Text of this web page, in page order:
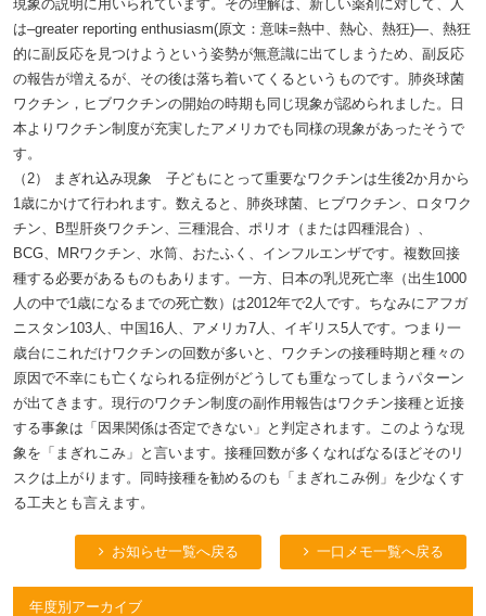
現象の説明に用いられています。その理解は、新しい薬剤に対して、人
は–greater reporting enthusiasm(原文：意味=熱中、熱心、熱狂)—、熱狂
的に副反応を見つけようという姿勢が無意識に出てしまうため、副反応
の報告が増えるが、その後は落ち着いてくるというものです。肺炎球菌
ワクチン，ヒブワクチンの開始の時期も同じ現象が認められました。日
本よりワクチン制度が充実したアメリカでも同様の現象があったそうで
す。
（2） まぎれ込み現象 子どもにとって重要なワクチンは生後2か月から
1歳にかけて行われます。数えると、肺炎球菌、ヒブワクチン、ロタワク
チン、B型肝炎ワクチン、三種混合、ポリオ（または四種混合）、
BCG、MRワクチン、水筒、おたふく、インフルエンザです。複数回接
種する必要があるものもあります。一方、日本の乳児死亡率（出生1000
人の中で1歳になるまでの死亡数）は2012年で2人です。ちなみにアフガ
ニスタン103人、中国16人、アメリカ7人、イギリス5人です。つまり一
歳台にこれだけワクチンの回数が多いと、ワクチンの接種時期と種々の
原因で不幸にも亡くなられる症例がどうしても重なってしまうパターン
が出てきます。現行のワクチン制度の副作用報告はワクチン接種と近接
する事象は「因果関係は否定できない」と判定されます。このような現
象を「まぎれこみ」と言います。接種回数が多くなればなるほどそのリ
スクは上がります。同時接種を勧めるのも「まぎれこみ例」を少なくす
る工夫とも言えます。
お知らせ一覧へ戻る 一口メモ一覧へ戻る
年度別アーカイブ